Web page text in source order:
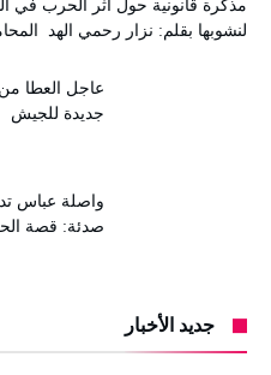
مذكرة قانونية حول أثر الحرب في
لنشوبها بقلم: نزار رحمي الهد
عاجل العطا
جديدة للجيش
واصلة عباس
صدئة: قصة
جديد الأخبار